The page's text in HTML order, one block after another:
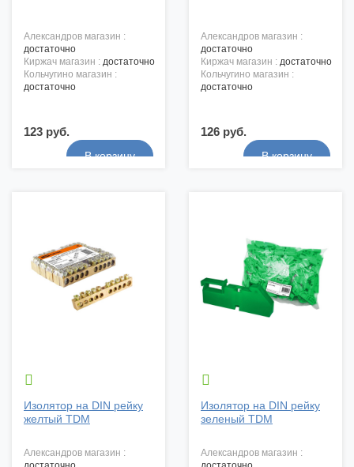
александров магазин :
достаточно
киржач магазин : достаточно
кольчугино магазин :
достаточно
123 руб.
александров магазин :
достаточно
киржач магазин : достаточно
кольчугино магазин :
достаточно
126 руб.

Изолятор на DIN рейку
желтый TDM
александров магазин :

Изолятор на DIN рейку
зеленый TDM
александров магазин :